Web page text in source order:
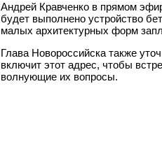
Андрей Кравченко в прямом
будет выполнено устройство
малых архитектурных форм
Глава Новороссийска также
включит этот адрес, чтобы
волнующие их вопросы.